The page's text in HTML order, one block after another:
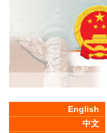
English
中文